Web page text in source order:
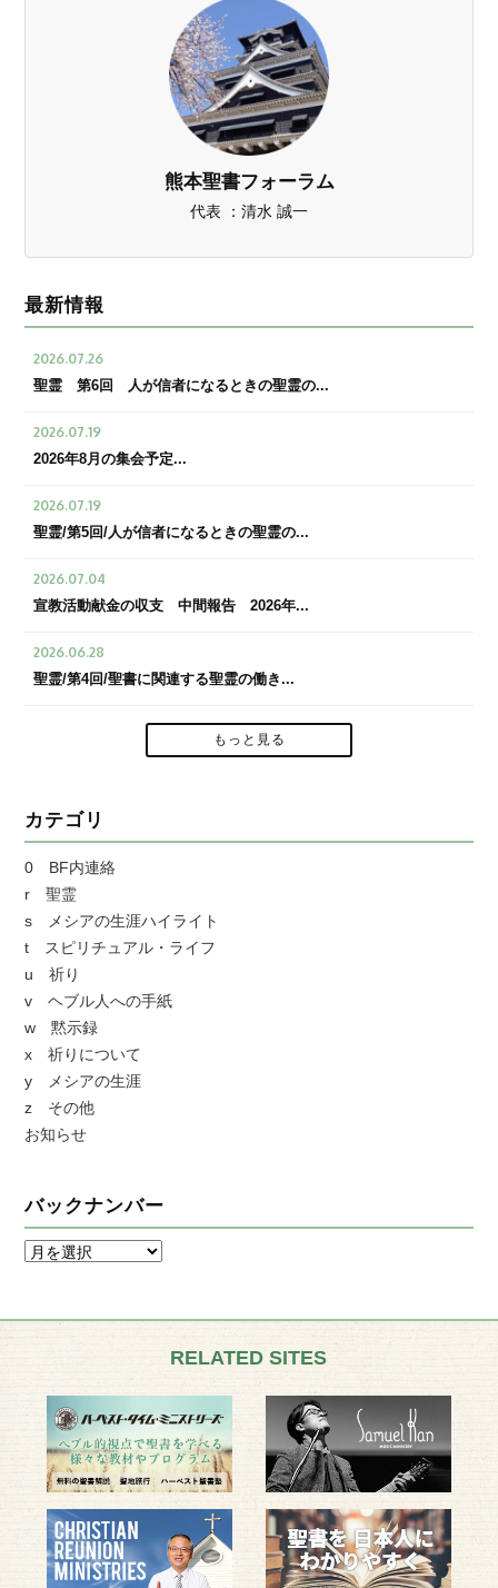
熊本聖書フォーラム
代表 ：清水 誠一
最新情報
2026.07.26
聖霊 第6回 人が信者になるときの聖霊の...
2026.07.19
2026年8月の集会予定...
2026.07.19
聖霊/第5回/人が信者になるときの聖霊の...
2026.07.04
宣教活動献金の収支 中間報告 2026年...
2026.06.28
聖霊/第4回/聖書に関連する聖霊の働き...
もっと見る
カテゴリ
0 BF内連絡
r 聖霊
s メシアの生涯ハイライト
t スピリチュアル・ライフ
u 祈り
v ヘブル人への手紙
w 黙示録
x 祈りについて
y メシアの生涯
z その他
お知らせ
バックナンバー
RELATED SITES